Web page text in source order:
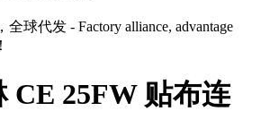
球代发 - Factory alliance, advantage
CE 25FW 贴布连